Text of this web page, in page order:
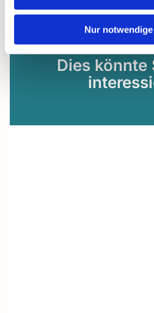
Nur
Dies könnte